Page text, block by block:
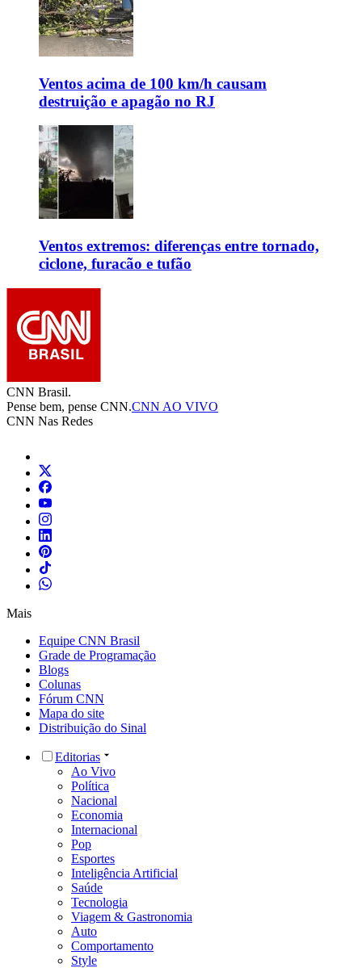
Ventos acima de 100 km/h causam
destruição e apagão no RJ
Ventos extremos: diferenças entre tornado,
ciclone, furacão e tufão
CNN Brasil.
Pense bem, pense CNN.CNN AO VIVO
CNN Nas Redes
Mais
Equipe CNN Brasil
Grade de Programação
Blogs
Colunas
Fórum CNN
Mapa do site
Distribuição do Sinal
Editorias
Ao Vivo
Política
Nacional
Economia
Internacional
Pop
Esportes
Inteligência Artificial
Saúde
Tecnologia
Viagem & Gastronomia
Auto
Comportamento
Style